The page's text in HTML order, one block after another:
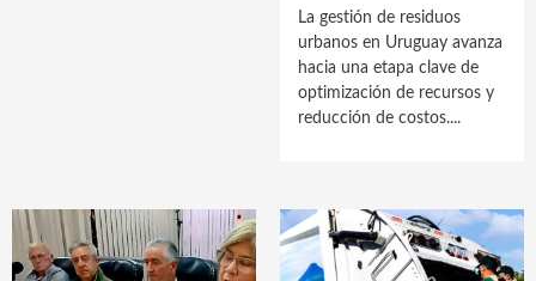
La gestión de residuos
urbanos en Uruguay avanza
hacia una etapa clave de
optimización de recursos y
reducción de costos....